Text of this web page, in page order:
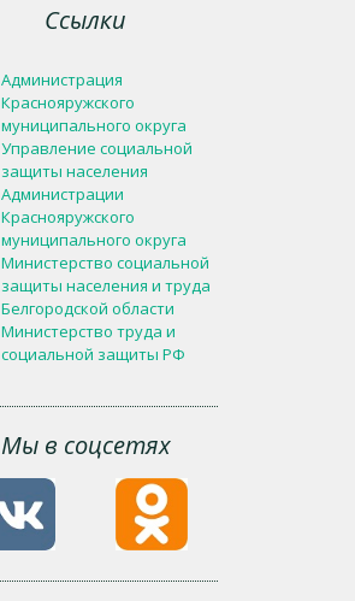
Ссылки
Администрация
Краснояружского
муниципального округа
Управление социальной
защиты населения
Администрации
Краснояружского
муниципального округа
Министерство социальной
защиты населения и труда
Белгородской области
Министерство труда и
социальной защиты РФ
Мы в соцсетях